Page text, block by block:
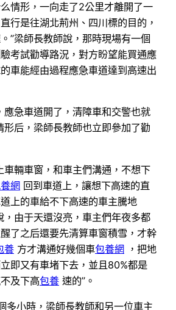
情形，一向走了2公里才離開了一
行是往湖北荊州、四川標的目的，
”梁師長教師說，那時現場有一個
考試勸導路況，對方盼望能買通應
車能經由過程應急車道達到高速出
應急車道開了，清障車和交警也就
形后，梁師長教師也立即參加了勸
車輛車窗，和車主們溝通，不想下
網 回到車道上，讓想下高速的直
上的車給不下高速的車主騰地
，由于天還沒亮，車主們年夜多都
了之后還要先清算車窗積雪，才幹
養 方才溝通好幾個車包養網 ，把地
即又有車堵下去，並且80%都是
及下高包養 速的”。
多小時，梁師長教師和另一位車主